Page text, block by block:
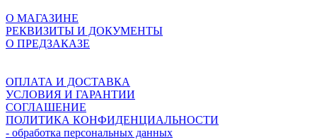
О МАГАЗИНЕ
РЕКВИЗИТЫ И ДОКУМЕНТЫ
О ПРЕДЗАКАЗЕ
ОПЛАТА И ДОСТАВКА
УСЛОВИЯ И ГАРАНТИИ
СОГЛАШЕНИЕ
ПОЛИТИКА КОНФИДЕНЦИАЛЬНОСТИ
- обработка персональных данных